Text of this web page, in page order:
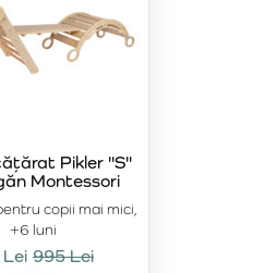
mai mică, există
leagăn
care aduce copiilor nu doar
diverse de a-și dezvolta
și de a se relaxa după o
copii mai mici,
+6 luni
Pikler "S"
Montessori
995 Lei